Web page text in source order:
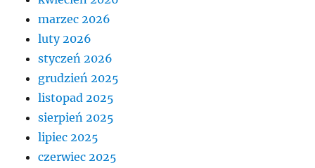
marzec 2026
luty 2026
styczeń 2026
grudzień 2025
listopad 2025
sierpień 2025
lipiec 2025
czerwiec 2025